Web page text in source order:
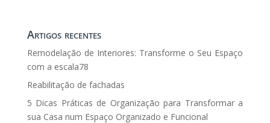
Artigos recentes
Remodelação de Interiores: Transforme o Seu Espaço
com a escala78
Reabilitação de fachadas
5 Dicas Práticas de Organização para Transformar a
sua Casa num Espaço Organizado e Funcional